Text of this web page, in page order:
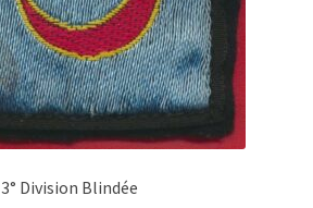
3° Division Blindée